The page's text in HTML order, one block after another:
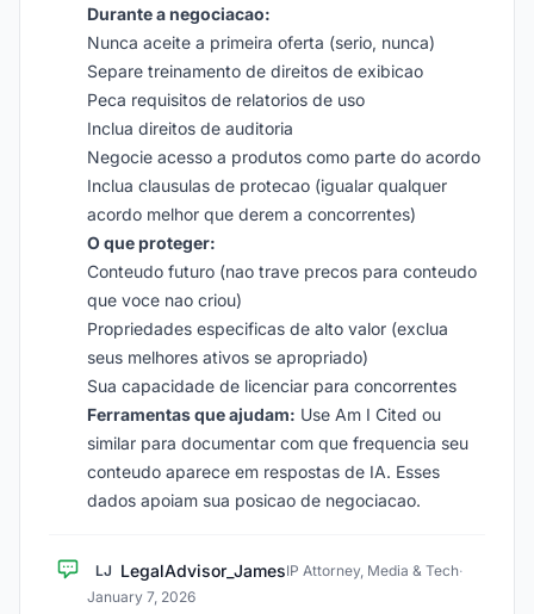
Durante a negociacao:
Nunca aceite a primeira oferta (serio, nunca)
Separe treinamento de direitos de exibicao
Peca requisitos de relatorios de uso
Inclua direitos de auditoria
Negocie acesso a produtos como parte do acordo
Inclua clausulas de protecao (igualar qualquer
acordo melhor que derem a concorrentes)
O que proteger:
Conteudo futuro (nao trave precos para conteudo
que voce nao criou)
Propriedades especificas de alto valor (exclua
seus melhores ativos se apropriado)
Sua capacidade de licenciar para concorrentes
Ferramentas que ajudam: Use Am I Cited ou
similar para documentar com que frequencia seu
conteudo aparece em respostas de IA. Esses
dados apoiam sua posicao de negociacao.
LJ LegalAdvisor_JamesIP Attorney, Media & Tech·
January 7, 2026